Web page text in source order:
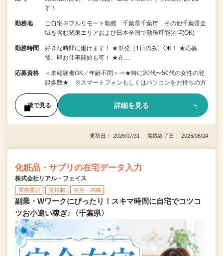
す！
勤務地
ご自宅※フルリモート勤務 千葉県千葉市 その他千葉県全
域を含む関東エリアおよび日本全国で勤務可能(在宅OK)
勤務時間
好きな時間に働けます！ ★単発（1日のみ）OK！ ★応募
後、即お仕事開始も可！ ★在…
応募資格
＜未経験者OK／年齢不問＞⇒★特に20代〜50代の女性の登
録多数★ ※スマートフォンもしくはパソコンをお持ちの方
後で見る 詳細を見る
更新日： 2026/07/31 掲載終了日： 2026/08/24
化粧品・サプリの在宅データ入力
株式会社リアル・フェイス
業務委託 登録制 在宅・内職
副業・Wワークにぴったり！スキマ時間に自宅でコツコ
ツお小遣い稼ぎ♪〈千葉県〉